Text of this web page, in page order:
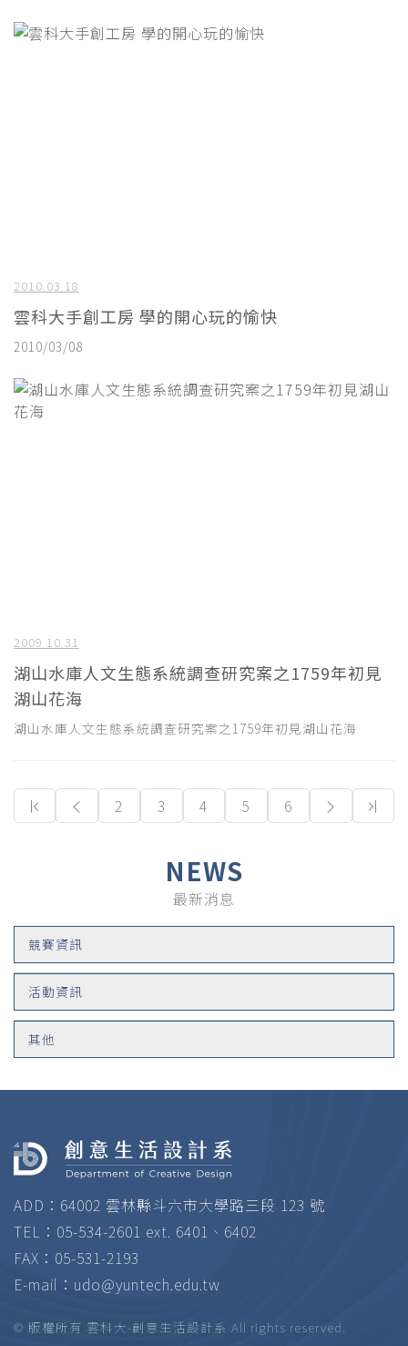
NEWS
最新消息
競賽資訊
活動資訊
其他
2010.03.18
雲科大手創工房 學的開心玩的愉快
2010/03/08
2009.10.31
湖山水庫人文生態系統調查研究案之1759年初見
湖山花海
湖山水庫人文生態系統調查研究案之1759年初見湖山花海
2 3 4 5 6 (current)
ADD：64002 雲林縣斗六市大學路三段 123 號
TEL：05-534-2601 ext. 6401、6402
FAX：05-531-2193
E-mail： udo@yuntech.edu.tw
© 版權所有 雲科大-創意生活設計系 All rights reserved.